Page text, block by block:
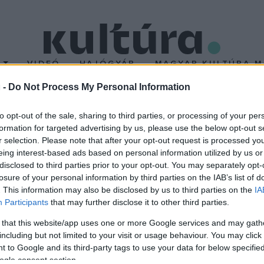
- Do Not Process My Personal Information
opt-out of the sale, sharing to third parties, or processing of your
for targeted advertising by us, please use the below opt-out
selection. Please note that after your opt-out request is processed
interest-based ads based on personal information utilized by us
to third parties prior to your opt-out. You may separately
of your personal information by third parties on the IAB’s list of
This information may also be disclosed by us to third parties on the
Participants that may further disclose it to other third parties.
that this website/app uses one or more Google services and may
but not limited to your visit or usage behaviour. You may
to Google and its third-party tags to use your data for below
consent section.
VIDEÓ HAJÓGYÁR MAGYAR KULTÚRA
Intézetben
kreatív foglalkozások, filmvetítés, digitális
programjai között március 24-én. A nyelvtanulás iránt
franciatudásukat, bemutatóórákon próbálhatják ki a
előadások keretében kaphatnak tájékoztatást a